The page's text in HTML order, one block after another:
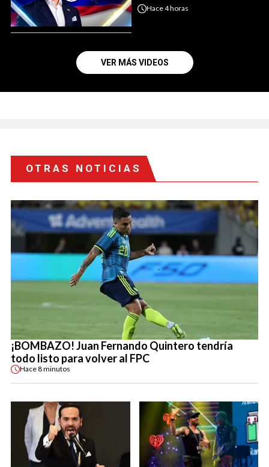
Hace4 horas
VER MÁS VIDEOS
OTRAS NOTICIAS
¡BOMBAZO! Juan Fernando Quintero tendría
todo listo para volver al FPC
Hace8 minutos